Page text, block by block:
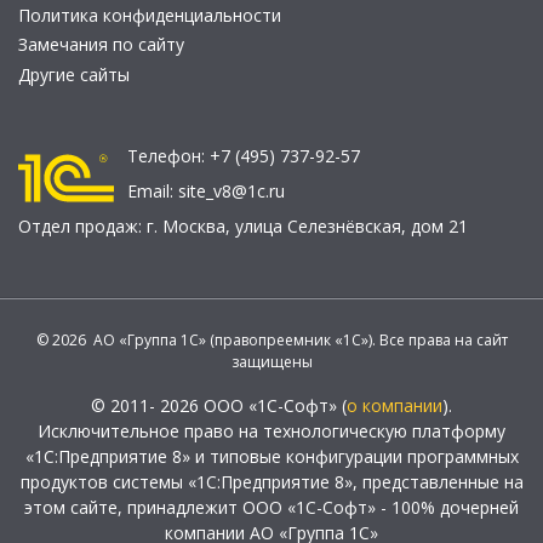
Политика конфиденциальности
Замечания по сайту
Другие сайты
Телефон: +7 (495) 737-92-57
Email: site_v8@1c.ru
Отдел продаж: г. Москва, улица Селезнёвская, дом 21
© 2026 АО «Группа 1С» (правопреемник «1С»). Все права на сайт
защищены
© 2011- 2026 ООО «1С-Софт» (о компании).
Исключительное право на технологическую платформу
«1С:Предприятие 8» и типовые конфигурации программных
продуктов системы «1С:Предприятие 8», представленные на
этом сайте, принадлежит ООО «1С-Софт» - 100% дочерней
компании АО «Группа 1С»